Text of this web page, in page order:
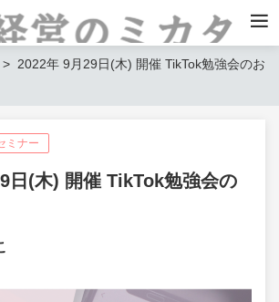
2022年 9月29日(木) 開催 TikTok勉強会のお
ミナー
日(木) 開催 TikTok勉強会の